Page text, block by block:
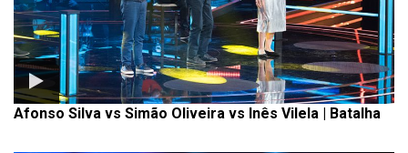
Afonso Silva vs Simão Oliveira vs Inês Vilela | Batalha